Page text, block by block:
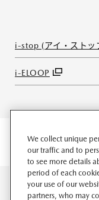
i-stop (アイ・ストッ
i-ELOOP
We collect unique
our traffic and to
to see more details
period of each
your use of our
partners, who may